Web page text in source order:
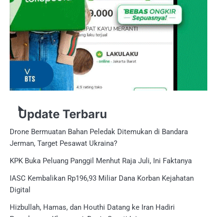
Update Terbaru
Drone Bermuatan Bahan Peledak Ditemukan di Bandara
Jerman, Target Pesawat Ukraina?
KPK Buka Peluang Panggil Menhut Raja Juli, Ini Faktanya
IASC Kembalikan Rp196,93 Miliar Dana Korban Kejahatan
Digital
Hizbullah, Hamas, dan Houthi Datang ke Iran Hadiri